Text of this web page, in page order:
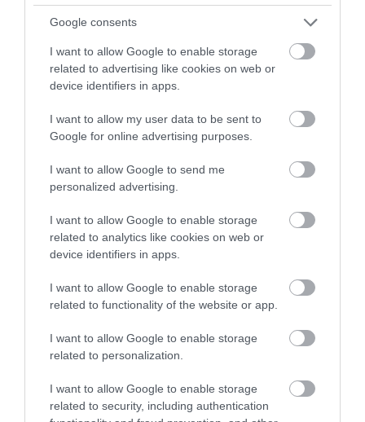
Google consents
I want to allow Google to enable storage
related to advertising like cookies on web or
device identifiers in apps.
I want to allow my user data to be sent to
Google for online advertising purposes.
I want to allow Google to send me
personalized advertising.
I want to allow Google to enable storage
related to analytics like cookies on web or
device identifiers in apps.
I want to allow Google to enable storage
related to functionality of the website or app.
I want to allow Google to enable storage
related to personalization.
I want to allow Google to enable storage
related to security, including authentication
σχολείο για μεγάλα χρονικά διαστήματα και συχνές […]
GOOD LIFE
Tα αρχαία ελληνικά θεραπεύουν τη ..
δυσλεξία!
χρήση του εγκεφάλου αναγνωρίζουν ξένοι καθηγητές, οι
οποίοι προτείνουν τη συστηματική διδασκαλία της γλώσσας
σαν θεραπεία σε δυσλεκτικά παιδιά, ενώ εδώ τείνουν να
εξαφανιστούν ολοκληρωτικά από την εκπαίδευσή μας.
Σύμφωνα με την θεωρία, του Καθηγητού της Φιλολογίας Eric
Havelock η οποία στηρίζεται στον Πλάτωνα, το […]
15.05.2012 17:03